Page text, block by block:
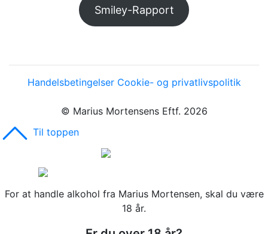
Smiley-Rapport
Handelsbetingelser Cookie- og privatlivspolitik
© Marius Mortensens Eftf. 2026
Til toppen
For at handle alkohol fra Marius Mortensen, skal du være
18 år.